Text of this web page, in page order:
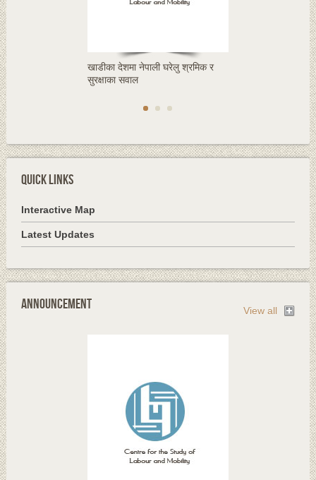
खाडीका देशमा नेपाली घरेलु श्रमिक र
सुरक्षाका सवाल
QUICK LINKS
Interactive Map
Latest Updates
Announcement View all